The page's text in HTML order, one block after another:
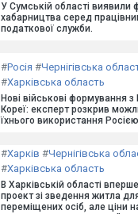
У Сумській області виявили
хабарництва серед
податкової служби.
#Росія #Чернігівська
#Харківська область
Нові військові формування з
Кореї: експерт розкрив
їхнього використання
#Харків #Чернігівська
#Харківська область
В Харківській області
проект зі зведення житла
переміщених осіб, але ціни